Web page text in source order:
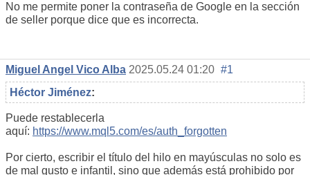
No me permite poner la contraseña de Google en la sección
de seller porque dice que es incorrecta.
Miguel Angel Vico Alba 2025.05.24 01:20 #1
Héctor Jiménez:
Puede restablecerla
aquí: https://www.mql5.com/es/auth_forgotten
Por cierto, escribir el título del hilo en mayúsculas no solo es
de mal gusto e infantil, sino que además está prohibido por